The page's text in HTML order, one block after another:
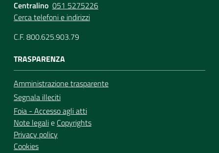
Centralino 051 5275226
Cerca telefoni e indirizzi
C.F. 800.625.903.79
TRASPARENZA
Amministrazione trasparente
Segnala illeciti
Foia - Accesso agli atti
Note legalie Copyrights
Privacy policy
Cookies